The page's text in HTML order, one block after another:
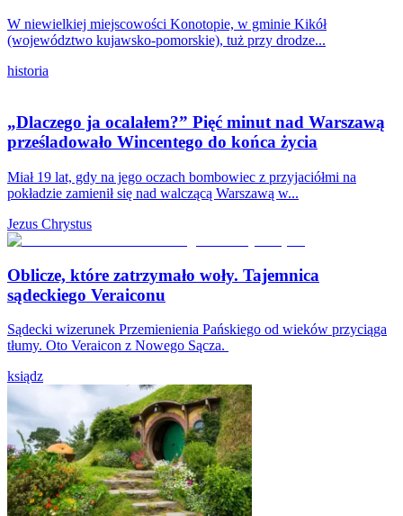
W niewielkiej miejscowości Konotopie, w gminie Kikół
(województwo kujawsko-pomorskie), tuż przy drodze...
historia
„Dlaczego ja ocalałem?” Pięć minut nad Warszawą
prześladowało Wincentego do końca życia
Miał 19 lat, gdy na jego oczach bombowiec z przyjaciółmi na
pokładzie zamienił się nad walczącą Warszawą w...
Jezus Chrystus
Oblicze, które zatrzymało woły. Tajemnica
sądeckiego Veraiconu
Sądecki wizerunek Przemienienia Pańskiego od wieków przyciąga
tłumy. Oto Veraicon z Nowego Sącza.
ksiądz